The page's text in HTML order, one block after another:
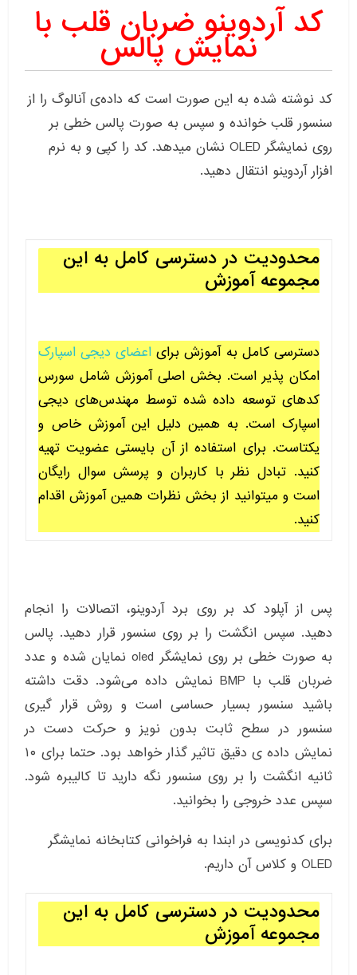
کد آردوینو ضربان قلب با
نمایش پالس
کد نوشته شده به این صورت است که داده‌ی آنالوگ را از
سنسور قلب خوانده و سپس به صورت پالس خطی بر
روی نمایشگر OLED نشان میدهد. کد را کپی و به نرم
افزار آردوینو انتقال دهید.
محدودیت در دسترسی کامل به این
مجموعه آموزش
دسترسی کامل به آموزش برای اعضای دیجی اسپارک
امکان پذیر است. بخش اصلی آموزش شامل سورس
کدهای توسعه داده شده توسط مهندس‌های دیجی
اسپارک است. به همین دلیل این آموزش خاص و
یکتاست. برای استفاده از آن بایستی عضویت تهیه
کنید. تبادل نظر با کاربران و پرسش سوال رایگان
است و میتوانید از بخش نظرات همین آموزش اقدام
کنید.
پس از آپلود کد بر روی برد آردوینو، اتصالات را انجام
دهید. سپس انگشت را بر روی سنسور قرار دهید. پالس
به صورت خطی بر روی نمایشگر oled نمایان شده و عدد
ضربان قلب با BMP نمایش داده می‌شود. دقت داشته
باشید سنسور بسیار حساسی است و روش قرار گیری
سنسور در سطح ثابت بدون نویز و حرکت دست در
نمایش داده ی دقیق تاثیر گذار خواهد بود. حتما برای ۱۰
ثانیه انگشت را بر روی سنسور نگه دارید تا کالیبره شود.
سپس عدد خروجی را بخوانید.
برای کدنویسی در ابندا به فراخوانی کتابخانه نمایشگر
OLED و کلاس آن داریم.
محدودیت در دسترسی کامل به این
مجموعه آموزش